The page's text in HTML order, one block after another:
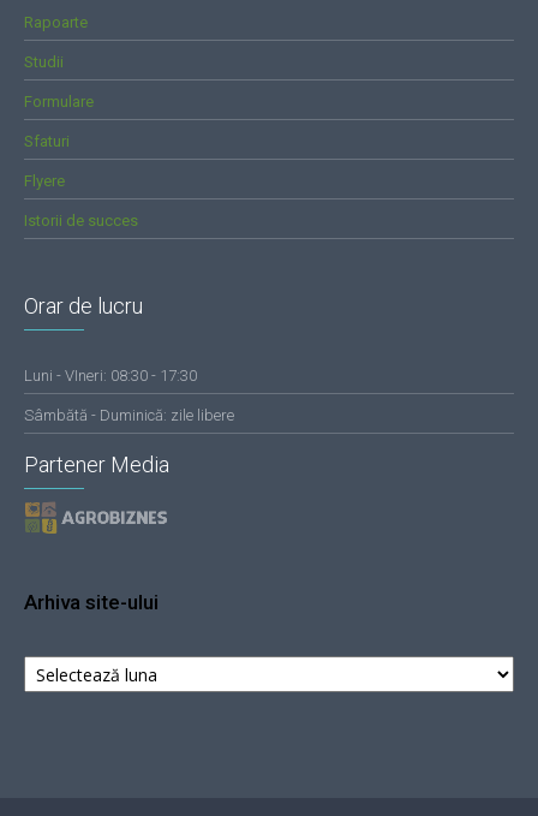
Rapoarte
Studii
Formulare
Sfaturi
Flyere
Istorii de succes
Orar de lucru
Luni - VIneri: 08:30 - 17:30
Sâmbătă - Duminică: zile libere
Partener Media
Arhiva site-ului
Arhiva
site-